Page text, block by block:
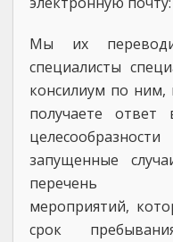
Мы их
специалисты
консилиум по ним,
получаете
запущенные
перечень
мероприятий,
срок